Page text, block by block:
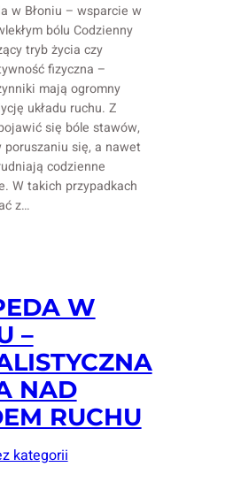
w Błoniu – wsparcie w
bólu Codzienny
tryb życia czy
fizyczna –
mają ogromny
układu ruchu. Z
się bóle stawów,
się, a nawet
codzienne
W takich przypadkach
z…
W
–
NAD
RUCHU
kategorii